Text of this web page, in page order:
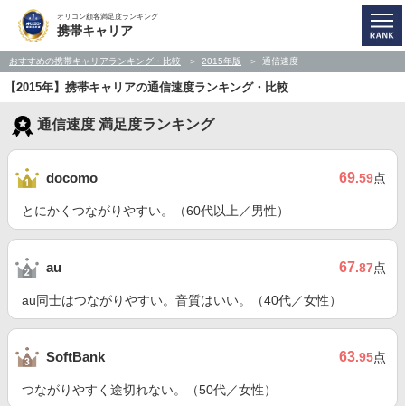
オリコン顧客満足度ランキング
携帯キャリア
おすすめの携帯キャリアランキング・比較 2015年版 通信速度
【2015年】携帯キャリアの通信速度ランキング・比較
通信速度 満足度ランキング
docomo 69.59点
とにかくつながりやすい。（60代以上／男性）
au 67.87点
au同士はつながりやすい。音質はいい。（40代／女性）
SoftBank 63.95点
つながりやすく途切れない。（50代／女性）